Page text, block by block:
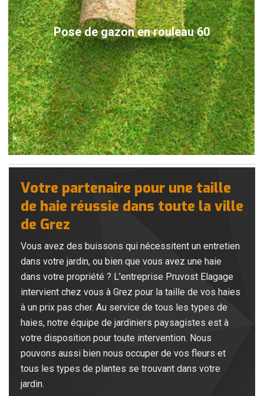
Pose de gazon en rouleau 60
Votre partenaire pour une taille
de haie réussie dans toute la ville
de Grez
Vous avez des buissons qui nécessitent un entretien
dans votre jardin, ou bien que vous avez une haie
dans votre propriété ? L'entreprise Pruvost Elagage
intervient chez vous à Grez pour la taille de vos haies
à un prix pas cher. Au service de tous les types de
haies, notre équipe de jardiniers paysagistes est à
votre disposition pour toute intervention. Nous
pouvons aussi bien nous occuper de vos fleurs et
tous les types de plantes se trouvant dans votre
jardin.